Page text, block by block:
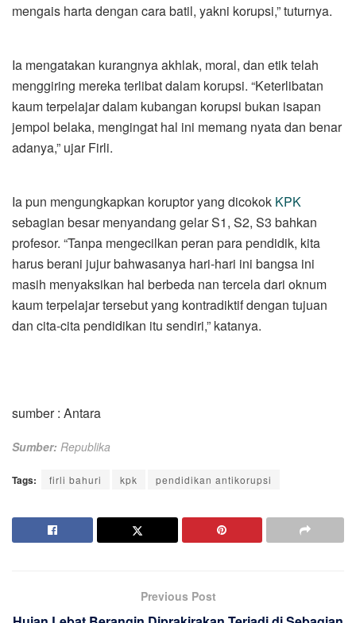
mengais harta dengan cara batil, yakni korupsi,” tuturnya.
Ia mengatakan kurangnya akhlak, moral, dan etik telah
menggiring mereka terlibat dalam korupsi. “Keterlibatan
kaum terpelajar dalam kubangan korupsi bukan isapan
jempol belaka, mengingat hal ini memang nyata dan benar
adanya,” ujar Firli.
Ia pun mengungkapkan koruptor yang dicokok KPK
sebagian besar menyandang gelar S1, S2, S3 bahkan
profesor. “Tanpa mengecilkan peran para pendidik, kita
harus berani jujur bahwasanya hari-hari ini bangsa ini
masih menyaksikan hal berbeda nan tercela dari oknum
kaum terpelajar tersebut yang kontradiktif dengan tujuan
dan cita-cita pendidikan itu sendiri,” katanya.
sumber : Antara
Sumber: Republika
Tags: firli bahuri kpk pendidikan antikorupsi
Previous Post